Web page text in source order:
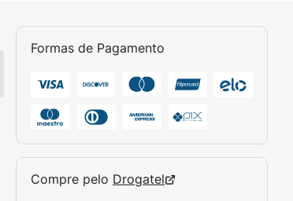
Formas de Pagamento
Compre pelo Drogatel